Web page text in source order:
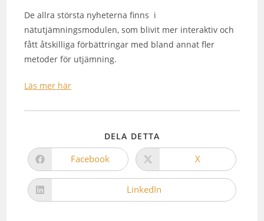
De allra största nyheterna finns i
nätutjämningsmodulen, som blivit mer interaktiv och
fått åtskilliga förbättringar med bland annat fler
metoder för utjämning.
Läs mer här
DELA DETTA
Facebook X
LinkedIn